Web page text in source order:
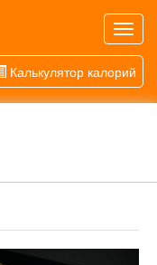
Калькулятор калорий